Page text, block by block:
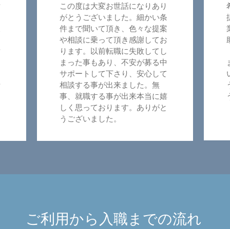
この度は大変お世話になりあり
がとうございました。細かい条
件まで聞いて頂き、色々な提案
や相談に乗って頂き感謝してお
ります。以前転職に失敗してし
まった事もあり、不安が募る中
サポートして下さり、安心して
相談する事が出来ました。無
事、就職する事が出来本当に嬉
しく思っております。ありがと
うございました。
ご利用から入職までの流れ